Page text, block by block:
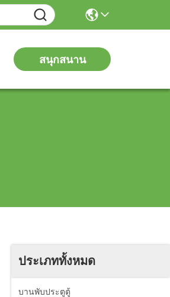
สนุกสนาน
ประเภททั้งหมด
บานพับประตูตู้